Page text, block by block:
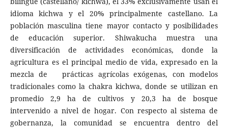
idioma kichwa y el 20% principalmente castellano. La
población masculina tiene mayor contacto y posibilidades
de educación superior. Shiwakucha muestra una
diversificación de actividades económicas, donde la
agricultura es el principal medio de vida, expresado en la
mezcla de prácticas agrícolas exógenas, con modelos
tradicionales como la chakra kichwa, donde se utilizan en
promedio 2,9 ha de cultivos y 20,3 ha de bosque
intervenido a nivel de hogar. Con respecto al sistema de
gobernanza, la comunidad se encuentra dentro del